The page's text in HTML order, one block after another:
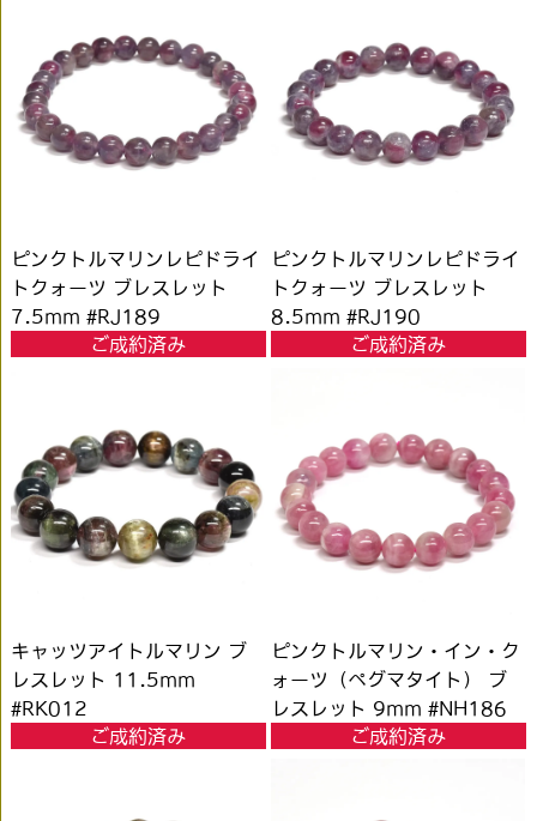
ピンクトルマリンレピドライ
トクォーツ ブレスレット
7.5mm #RJ189
ご成約済み
ピンクトルマリンレピドライ
トクォーツ ブレスレット
8.5mm #RJ190
ご成約済み
キャッツアイトルマリン ブ
レスレット 11.5mm
#RK012
ご成約済み
ピンクトルマリン・イン・ク
ォーツ（ペグマタイト） ブ
レスレット 9mm #NH186
ご成約済み